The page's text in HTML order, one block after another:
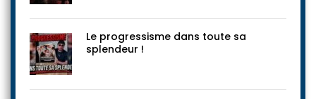
Le progressisme dans toute sa
splendeur !